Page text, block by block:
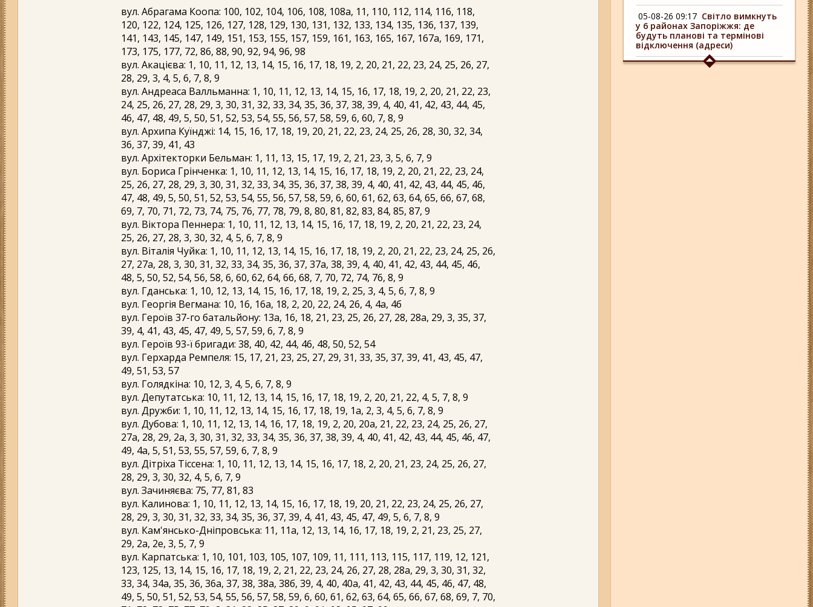
вул. Абрагама Коопа: 100, 102, 104, 106, 108, 108а, 11, 110, 112, 114, 116, 118,
120, 122, 124, 125, 126, 127, 128, 129, 130, 131, 132, 133, 134, 135, 136, 137, 139,
141, 143, 145, 147, 149, 151, 153, 155, 157, 159, 161, 163, 165, 167, 167а, 169, 171,
173, 175, 177, 72, 86, 88, 90, 92, 94, 96, 98
вул. Акацієва: 1, 10, 11, 12, 13, 14, 15, 16, 17, 18, 19, 2, 20, 21, 22, 23, 24, 25, 26, 27,
28, 29, 3, 4, 5, 6, 7, 8, 9
вул. Андреаса Валльманна: 1, 10, 11, 12, 13, 14, 15, 16, 17, 18, 19, 2, 20, 21, 22, 23,
24, 25, 26, 27, 28, 29, 3, 30, 31, 32, 33, 34, 35, 36, 37, 38, 39, 4, 40, 41, 42, 43, 44, 45,
46, 47, 48, 49, 5, 50, 51, 52, 53, 54, 55, 56, 57, 58, 59, 6, 60, 7, 8, 9
вул. Архипа Куїнджі: 14, 15, 16, 17, 18, 19, 20, 21, 22, 23, 24, 25, 26, 28, 30, 32, 34,
36, 37, 39, 41, 43
вул. Архітекторки Бельман: 1, 11, 13, 15, 17, 19, 2, 21, 23, 3, 5, 6, 7, 9
вул. Бориса Грінченка: 1, 10, 11, 12, 13, 14, 15, 16, 17, 18, 19, 2, 20, 21, 22, 23, 24,
25, 26, 27, 28, 29, 3, 30, 31, 32, 33, 34, 35, 36, 37, 38, 39, 4, 40, 41, 42, 43, 44, 45, 46,
47, 48, 49, 5, 50, 51, 52, 53, 54, 55, 56, 57, 58, 59, 6, 60, 61, 62, 63, 64, 65, 66, 67, 68,
69, 7, 70, 71, 72, 73, 74, 75, 76, 77, 78, 79, 8, 80, 81, 82, 83, 84, 85, 87, 9
вул. Віктора Пеннера: 1, 10, 11, 12, 13, 14, 15, 16, 17, 18, 19, 2, 20, 21, 22, 23, 24,
25, 26, 27, 28, 3, 30, 32, 4, 5, 6, 7, 8, 9
вул. Віталія Чуйка: 1, 10, 11, 12, 13, 14, 15, 16, 17, 18, 19, 2, 20, 21, 22, 23, 24, 25, 26,
27, 27а, 28, 3, 30, 31, 32, 33, 34, 35, 36, 37, 37а, 38, 39, 4, 40, 41, 42, 43, 44, 45, 46,
48, 5, 50, 52, 54, 56, 58, 6, 60, 62, 64, 66, 68, 7, 70, 72, 74, 76, 8, 9
вул. Гданська: 1, 10, 12, 13, 14, 15, 16, 17, 18, 19, 2, 25, 3, 4, 5, 6, 7, 8, 9
вул. Георгія Вегмана: 10, 16, 16а, 18, 2, 20, 22, 24, 26, 4, 4а, 4б
вул. Героїв 37-го батальйону: 13а, 16, 18, 21, 23, 25, 26, 27, 28, 28а, 29, 3, 35, 37,
39, 4, 41, 43, 45, 47, 49, 5, 57, 59, 6, 7, 8, 9
вул. Героїв 93-ї бригади: 38, 40, 42, 44, 46, 48, 50, 52, 54
вул. Герхарда Ремпеля: 15, 17, 21, 23, 25, 27, 29, 31, 33, 35, 37, 39, 41, 43, 45, 47,
49, 51, 53, 57
вул. Голядкіна: 10, 12, 3, 4, 5, 6, 7, 8, 9
вул. Депутатська: 10, 11, 12, 13, 14, 15, 16, 17, 18, 19, 2, 20, 21, 22, 4, 5, 7, 8, 9
вул. Дружби: 1, 10, 11, 12, 13, 14, 15, 16, 17, 18, 19, 1а, 2, 3, 4, 5, 6, 7, 8, 9
вул. Дубова: 1, 10, 11, 12, 13, 14, 16, 17, 18, 19, 2, 20, 20а, 21, 22, 23, 24, 25, 26, 27,
27а, 28, 29, 2а, 3, 30, 31, 32, 33, 34, 35, 36, 37, 38, 39, 4, 40, 41, 42, 43, 44, 45, 46, 47,
49, 4а, 5, 51, 53, 55, 57, 59, 6, 7, 8, 9
вул. Дітріха Тіссена: 1, 10, 11, 12, 13, 14, 15, 16, 17, 18, 2, 20, 21, 23, 24, 25, 26, 27,
28, 29, 3, 30, 32, 4, 5, 6, 7, 9
вул. Зачиняєва: 75, 77, 81, 83
вул. Калинова: 1, 10, 11, 12, 13, 14, 15, 16, 17, 18, 19, 20, 21, 22, 23, 24, 25, 26, 27,
28, 29, 3, 30, 31, 32, 33, 34, 35, 36, 37, 39, 4, 41, 43, 45, 47, 49, 5, 6, 7, 8, 9
вул. Кам'янсько-Дніпровська: 11, 11а, 12, 13, 14, 16, 17, 18, 19, 2, 21, 23, 25, 27,
29, 2а, 2е, 3, 5, 7, 9
вул. Карпатська: 1, 10, 101, 103, 105, 107, 109, 11, 111, 113, 115, 117, 119, 12, 121,
123, 125, 13, 14, 15, 16, 17, 18, 19, 2, 21, 22, 23, 24, 26, 27, 28, 28а, 29, 3, 30, 31, 32,
33, 34, 34а, 35, 36, 36а, 37, 38, 38а, 38б, 39, 4, 40, 40а, 41, 42, 43, 44, 45, 46, 47, 48,
49, 5, 50, 51, 52, 53, 54, 55, 56, 57, 58, 59, 6, 60, 61, 62, 63, 64, 65, 66, 67, 68, 69, 7, 70,
05-08-26 09:17 Світло вимкнуть
у 6 районах Запоріжжя: де
будуть планові та термінові
відключення (адреси)
04-08-26 09:16 У 6 районах